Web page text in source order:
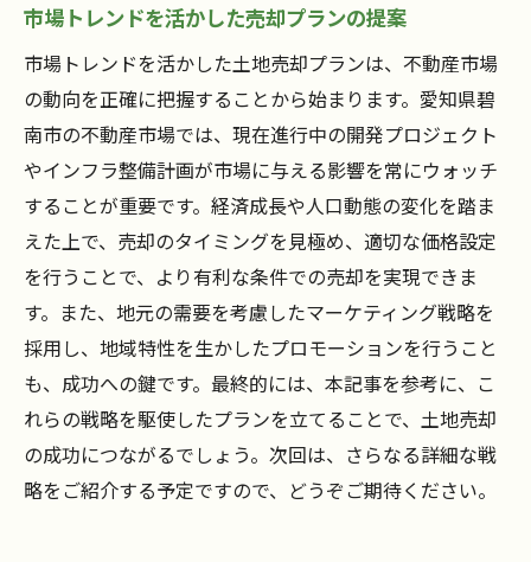
市場トレンドを活かした売却プランの提案
市場トレンドを活かした土地売却プランは、不動産市場
の動向を正確に把握することから始まります。愛知県碧
南市の不動産市場では、現在進行中の開発プロジェクト
やインフラ整備計画が市場に与える影響を常にウォッチ
することが重要です。経済成長や人口動態の変化を踏ま
えた上で、売却のタイミングを見極め、適切な価格設定
を行うことで、より有利な条件での売却を実現できま
す。また、地元の需要を考慮したマーケティング戦略を
採用し、地域特性を生かしたプロモーションを行うこと
も、成功への鍵です。最終的には、本記事を参考に、こ
れらの戦略を駆使したプランを立てることで、土地売却
の成功につながるでしょう。次回は、さらなる詳細な戦
略をご紹介する予定ですので、どうぞご期待ください。